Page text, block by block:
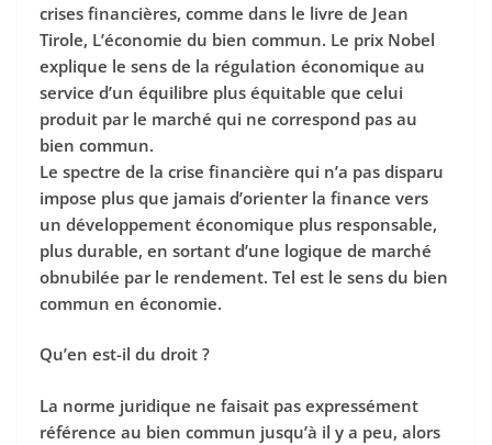
crises financières, comme dans le livre de Jean
Tirole, L’économie du bien commun. Le prix Nobel
explique le sens de la régulation économique au
service d’un équilibre plus équitable que celui
produit par le marché qui ne correspond pas au
bien commun.
Le spectre de la crise financière qui n’a pas disparu
impose plus que jamais d’orienter la finance vers
un développement économique plus responsable,
plus durable, en sortant d’une logique de marché
obnubilée par le rendement. Tel est le sens du bien
commun en économie.
Qu’en est-il du droit ?
La norme juridique ne faisait pas expressément
référence au bien commun jusqu’à il y a peu, alors